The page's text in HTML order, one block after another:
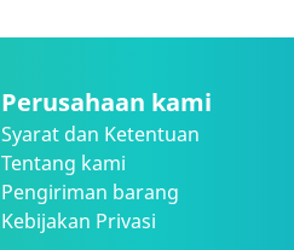
Perusahaan kami
Syarat dan Ketentuan
Tentang kami
Pengiriman barang
Kebijakan Privasi